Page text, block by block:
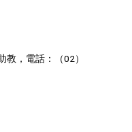
，電話：（02）